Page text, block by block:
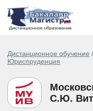
Дистанционное обучение
Юриспруденция
С.Ю.